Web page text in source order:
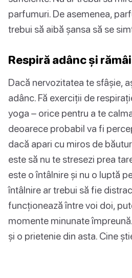
parfumuri. De asemenea,
trebui să aibă șansa să se
Respiră adânc și
Dacă nervozitatea te sfâșie,
adânc. Fă exerciții de
yoga – orice pentru a te
deoarece probabil va fi
dacă apari cu miros de
este să nu te stresezi prea
este o întâlnire și nu o luptă
întâlnire ar trebui să fie
funcționează între voi doi,
momente minunate
și o prietenie din asta. Cine